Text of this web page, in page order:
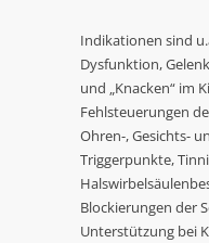
Indikationen sind
Dysfunktion,
und „Knacken“ im
Fehlsteuerungen
Ohren-, Gesichts-
Triggerpunkte,
Blockierungen der
Unterstützung bei